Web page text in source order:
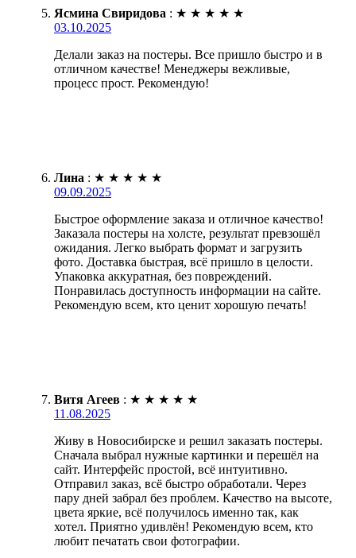
Ясмина Свиридова : ★ ★ ★ ★ ★
03.10.2025
Делали заказ на постеры. Все пришло быстро и в
отличном качестве! Менеджеры вежливые,
процесс прост. Рекомендую!
Лина : ★ ★ ★ ★ ★
09.09.2025
Быстрое оформление заказа и отличное качество!
Заказала постеры на холсте, результат превзошёл
ожидания. Легко выбрать формат и загрузить
фото. Доставка быстрая, всё пришло в целости.
Упаковка аккуратная, без повреждений.
Понравилась доступность информации на сайте.
Рекомендую всем, кто ценит хорошую печать!
Витя Агеев : ★ ★ ★ ★ ★
11.08.2025
Живу в Новосибирске и решил заказать постеры.
Сначала выбрал нужные картинки и перешёл на
сайт. Интерфейс простой, всё интуитивно.
Отправил заказ, всё быстро обработали. Через
пару дней забрал без проблем. Качество на высоте,
цвета яркие, всё получилось именно так, как
хотел. Приятно удивлён! Рекомендую всем, кто
любит печатать свои фотографии.